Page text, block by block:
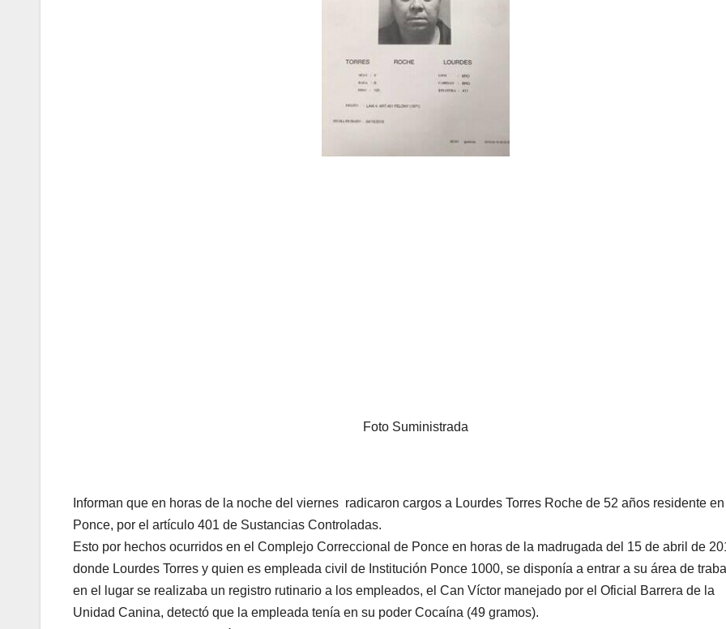
Foto Suministrada
Informan que en horas de la noche del viernes radicaron cargos a Lourdes Torres Roche de 52 años residente en
Ponce, por el artículo 401 de Sustancias Controladas.
Esto por hechos ocurridos en el Complejo Correccional de Ponce en horas de la madrugada del 15 de abril de
donde Lourdes Torres y quien es empleada civil de Institución Ponce 1000, se disponía a entrar a su área de
en el lugar se realizaba un registro rutinario a los empleados, el Can Víctor manejado por el Oficial Barrera de la
Unidad Canina, detectó que la empleada tenía en su poder Cocaína (49 gramos).